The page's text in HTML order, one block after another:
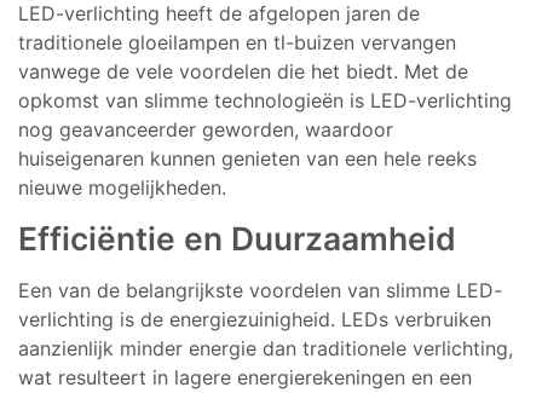
LED-verlichting heeft de afgelopen jaren de
traditionele gloeilampen en tl-buizen vervangen
vanwege de vele voordelen die het biedt. Met de
opkomst van slimme technologieën is LED-verlichting
nog geavanceerder geworden, waardoor
huiseigenaren kunnen genieten van een hele reeks
nieuwe mogelijkheden.
Efficiëntie en Duurzaamheid
Een van de belangrijkste voordelen van slimme LED-
verlichting is de energiezuinigheid. LEDs verbruiken
aanzienlijk minder energie dan traditionele verlichting,
wat resulteert in lagere energierekeningen en een